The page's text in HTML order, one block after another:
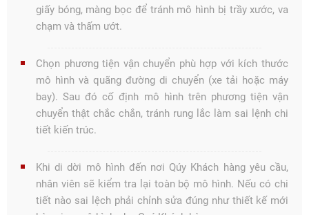
giấy bóng, màng bọc để tránh mô hình bị trầy xước, va
chạm và thấm ướt.
Chọn phương tiện vận chuyển phù hợp với kích thước
mô hình và quãng đường di chuyển (xe tải hoặc máy
bay). Sau đó cố định mô hình trên phương tiện vận
chuyển thật chắc chắn, tránh rung lắc làm sai lệnh chi
tiết kiến trúc.
Khi di dời mô hình đến nơi Qúy Khách hàng yêu cầu,
nhân viên sẽ kiểm tra lại toàn bộ mô hình. Nếu có chi
tiết nào sai lệch phải chỉnh sửa đúng như thiết kế mới